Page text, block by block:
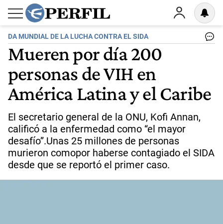
DA MUNDIAL DE LA LUCHA CONTRA EL SIDA
Mueren por día 200
personas de VIH en
América Latina y el Caribe
El secretario general de la ONU, Kofi Annan,
calificó a la enfermedad como “el mayor
desafío”.Unas 25 millones de personas
murieron comopor haberse contagiado el SIDA
desde que se reportó el primer caso.